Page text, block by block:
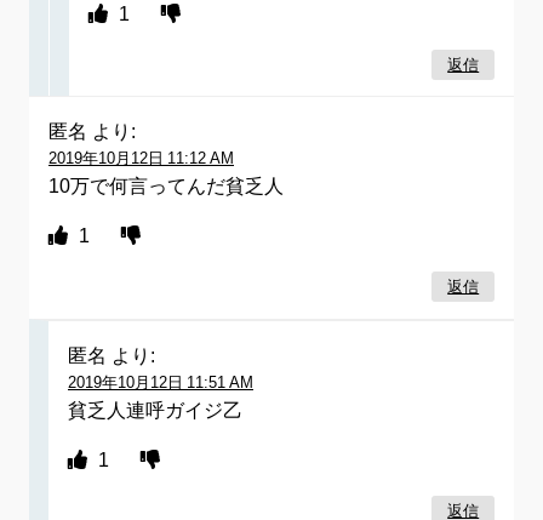
1
返信
匿名 より:
2019年10月12日 11:12 AM
10万で何言ってんだ貧乏人
1
返信
匿名 より:
2019年10月12日 11:51 AM
貧乏人連呼ガイジ乙
1
返信